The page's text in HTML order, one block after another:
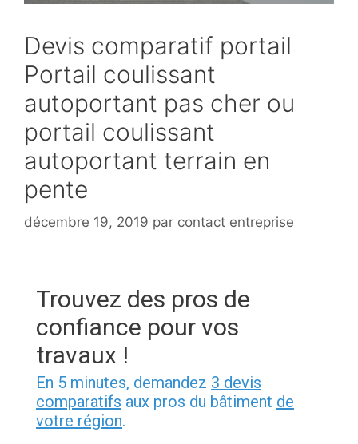
Devis comparatif portail
Portail coulissant
autoportant pas cher ou
portail coulissant
autoportant terrain en
pente
décembre 19, 2019 par contact entreprise
Trouvez des pros de
confiance pour vos
travaux !
En 5 minutes, demandez 3 devis
comparatifs aux pros du bâtiment de
votre région.